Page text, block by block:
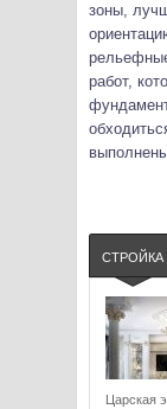
зоны,
работ,
СТРОЙКА
Царская